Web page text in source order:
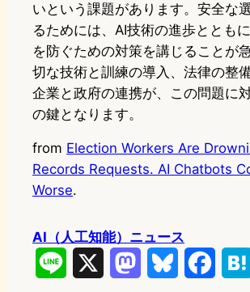
いという課題があります。安全な
るためには、AI技術の進歩ととも
を防ぐための対策を講じることが
切な技術と訓練の導入、法律の整
企業と政府の連携が、この問題に
の鍵となります。
from Election Workers Are
Records Requests. AI Chatbots
Worse.
AI（人工知能）ニュース